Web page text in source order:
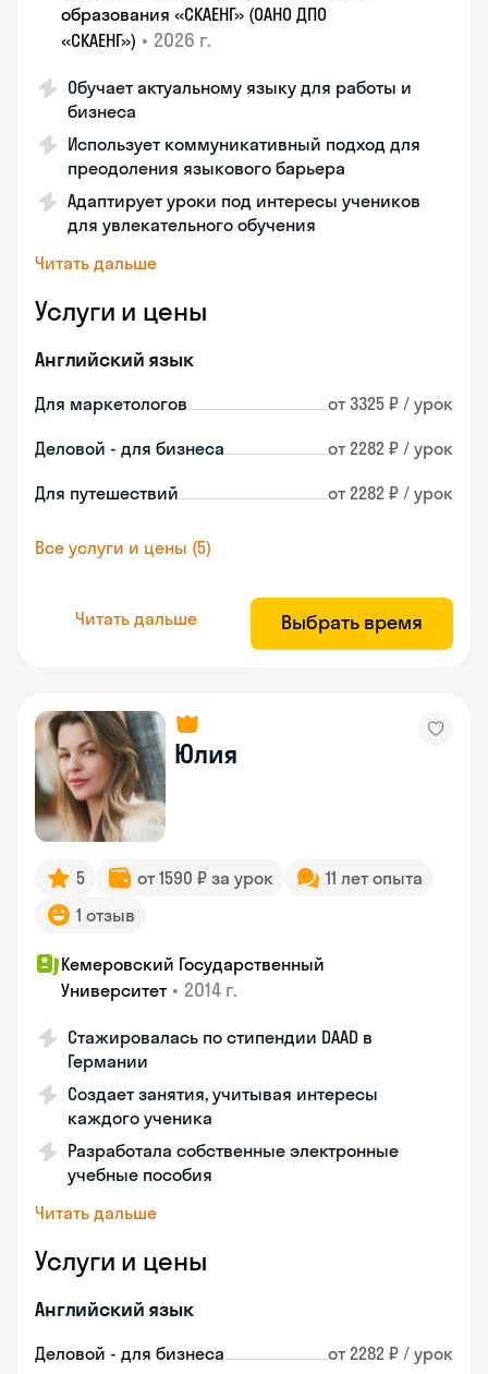
образования «СКАЕНГ» (ОАНО ДПО
«СКАЕНГ») • 2026 г.
Обучает актуальному языку для работы и
бизнеса
Использует коммуникативный подход для
преодоления языкового барьера
Адаптирует уроки под интересы учеников
для увлекательного обучения
Читать дальше
Услуги и цены
Английский язык
Для маркетологов от 3325 ₽ / урок
Деловой - для бизнеса от 2282 ₽ / урок
Для путешествий от 2282 ₽ / урок
Все услуги и цены (5)
Читать дальше Выбрать время
Юлия
5 от 1590 ₽ за урок
11 лет опыта
1 отзыв
Кемеровский Государственный
Университет • 2014 г.
Стажировалась по стипендии DAAD в
Германии
Создает занятия, учитывая интересы
каждого ученика
Разработала собственные электронные
учебные пособия
Читать дальше
Услуги и цены
Английский язык
Деловой - для бизнеса от 2282 ₽ / урок